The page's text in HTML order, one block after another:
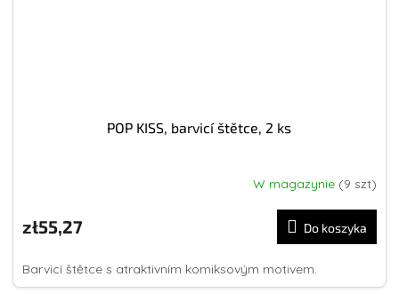
POP KISS, barvicí štětce, 2 ks
W magazynie (9 szt)
zł55,27 Do koszyka
Barvicí štětce s atraktivním komiksovým motivem.